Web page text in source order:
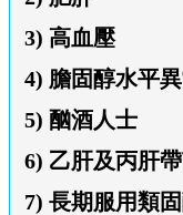
3) 高血壓
4) 膽固醇水平
5) 酗酒人士
6) 乙肝及丙肝
7) 長期服用類